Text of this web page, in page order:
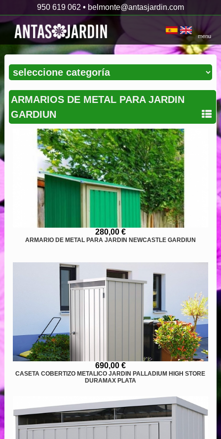
950 619 062 • belmonte@antasjardin.com
menu
ARMARIOS DE METAL PARA JARDIN
GARDIUN
280,00 €
ARMARIO DE METAL PARA JARDIN NEWCASTLE GARDIUN
690,00 €
CASETA COBERTIZO METALICO JARDIN PALLADIUM HIGH STORE
DURAMAX PLATA